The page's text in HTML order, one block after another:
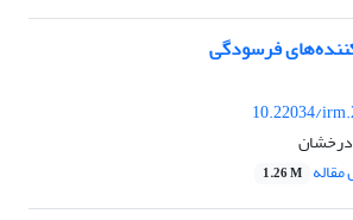
فرسودگی
10.22034/
درخشان
1.26 M